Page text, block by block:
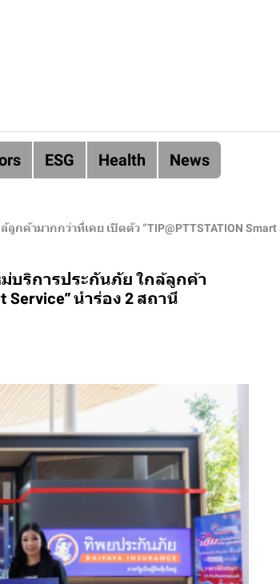
ESG Health News
มากกว่าที่เคย เปิดตัว “TIP@PTTSTATION Smart
บริการประกันภัย ใกล้ลูกค้า
Service” นำร่อง 2 สถานี